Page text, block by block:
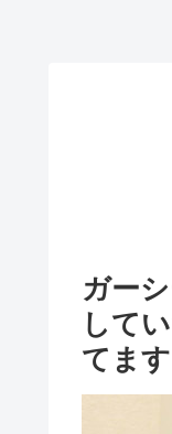
七ツ森り
ガー
して
てます